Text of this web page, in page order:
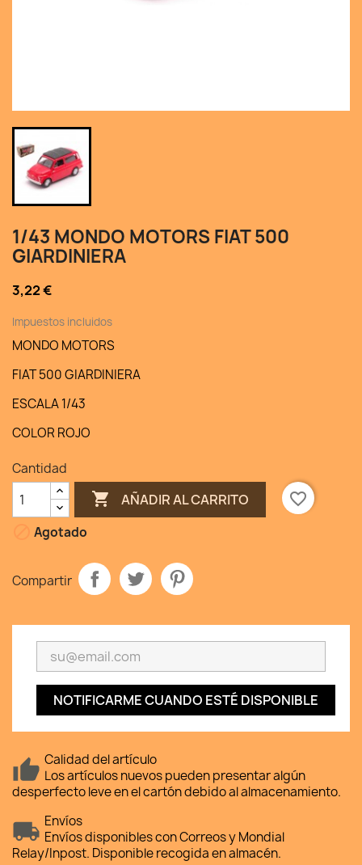
1/43 MONDO MOTORS FIAT 500
GIARDINIERA
3,22 €
Impuestos incluidos
MONDO MOTORS
FIAT 500 GIARDINIERA
ESCALA 1/43
COLOR ROJO
Cantidad
 AÑADIR AL CARRITO
favorite_border
Agotado
Compartir
NOTIFICARME CUANDO ESTÉ DISPONIBLE
Calidad del artículo
Los artículos nuevos pueden presentar algún
desperfecto leve en el cartón debido al almacenamiento.
Envíos
Envíos disponibles con Correos y Mondial
Relay/Inpost. Disponible recogida en almacén.